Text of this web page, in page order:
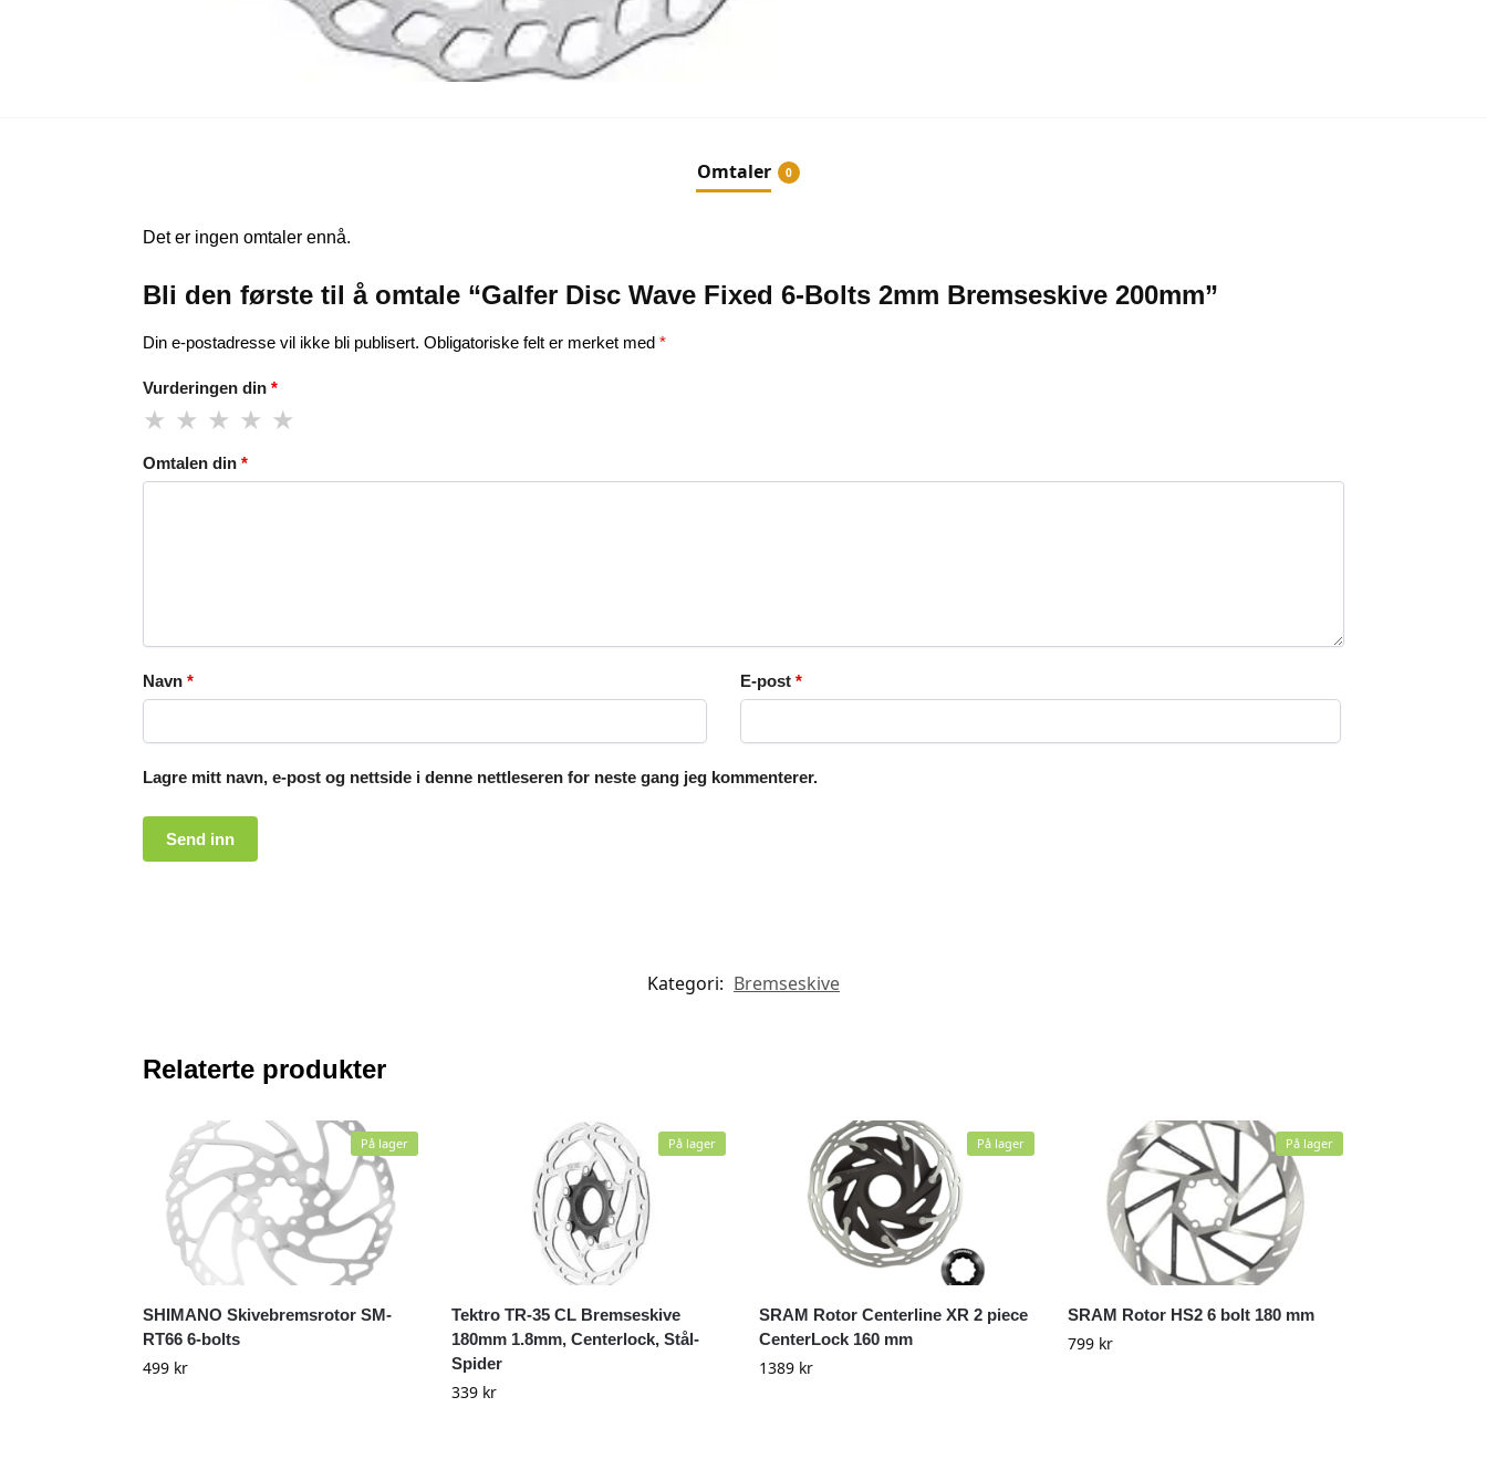
Omtaler 0
Det er ingen omtaler ennå.
Bli den første til å omtale “Galfer Disc Wave Fixed 6-Bolts 2mm Bremseskive 200mm”
Din e-postadresse vil ikke bli publisert. Obligatoriske felt er merket med *
Vurderingen din *
Omtalen din *
Navn * E-post *
Lagre mitt navn, e-post og nettside i denne nettleseren for neste gang jeg kommenterer.
Kategori: Bremseskive
Relaterte produkter
SHIMANO Skivebremsrotor SM-
RT66 6-bolts
499 kr
På lager
Tektro TR-35 CL Bremseskive
180mm 1.8mm, Centerlock, Stål-
Spider
339 kr
På lager
SRAM Rotor Centerline XR 2 piece
CenterLock 160 mm
1389 kr
På lager
SRAM Rotor HS2 6 bolt 180 mm
799 kr
På lager